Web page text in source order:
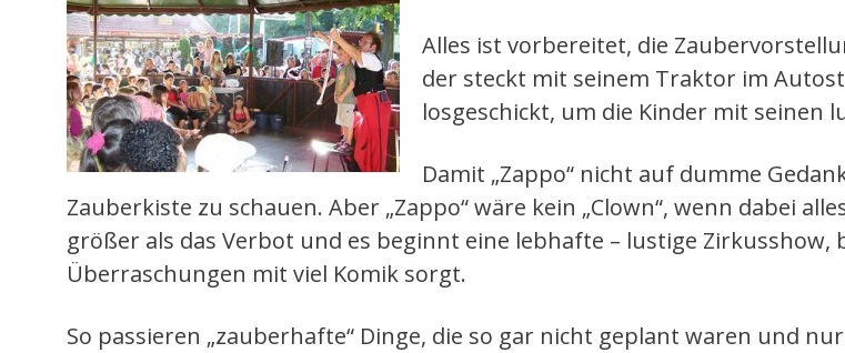
Alles ist vorbereitet, die
der steckt mit seinem Traktor im
losgeschickt, um die Kinder mit
Damit „Zappo“ nicht auf dumme
Zauberkiste zu schauen. Aber „Zappo“ wäre kein „Clown“, wenn dabei
größer als das Verbot und es beginnt eine lebhafte – lustige Zirkusshow,
Überraschungen mit viel Komik sorgt.
So passieren „zauberhafte“ Dinge, die so gar nicht geplant waren und